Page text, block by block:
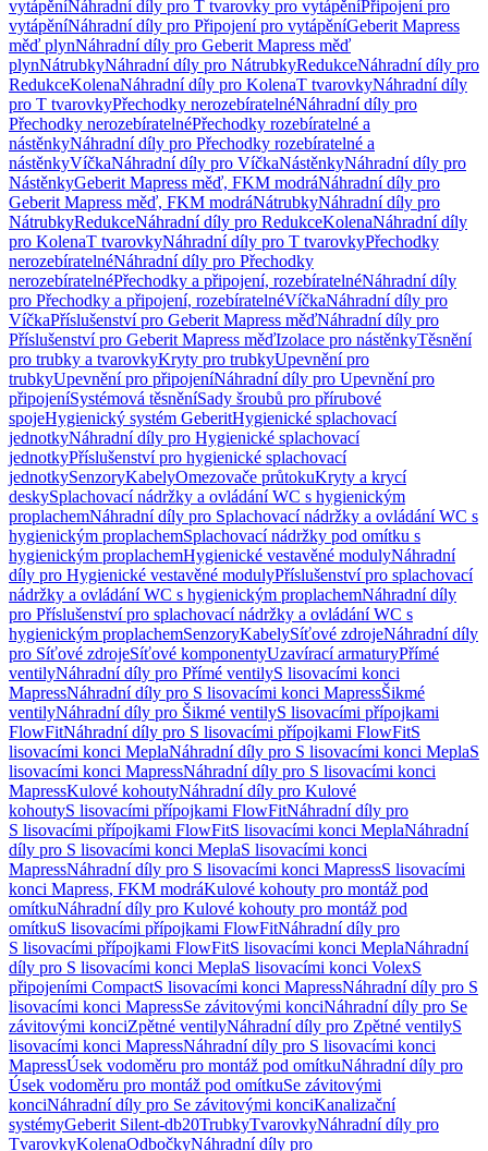
vytápěníNáhradní díly pro T tvarovky pro vytápěníPřipojení pro
vytápěníNáhradní díly pro Připojení pro vytápěníGeberit Mapress
měď plynNáhradní díly pro Geberit Mapress měď
plynNátrubkyNáhradní díly pro NátrubkyRedukceNáhradní díly pro
RedukceKolenaNáhradní díly pro KolenaT tvarovkyNáhradní díly
pro T tvarovkyPřechodky nerozebíratelnéNáhradní díly pro
Přechodky nerozebíratelnéPřechodky rozebíratelné a
nástěnkyNáhradní díly pro Přechodky rozebíratelné a
nástěnkyVíčkaNáhradní díly pro VíčkaNástěnkyNáhradní díly pro
NástěnkyGeberit Mapress měď, FKM modráNáhradní díly pro
Geberit Mapress měď, FKM modráNátrubkyNáhradní díly pro
NátrubkyRedukceNáhradní díly pro RedukceKolenaNáhradní díly
pro KolenaT tvarovkyNáhradní díly pro T tvarovkyPřechodky
nerozebíratelnéNáhradní díly pro Přechodky
nerozebíratelnéPřechodky a připojení, rozebíratelnéNáhradní díly
pro Přechodky a připojení, rozebíratelnéVíčkaNáhradní díly pro
VíčkaPříslušenství pro Geberit Mapress měďNáhradní díly pro
Příslušenství pro Geberit Mapress měďIzolace pro nástěnkyTěsnění
pro trubky a tvarovkyKryty pro trubkyUpevnění pro
trubkyUpevnění pro připojeníNáhradní díly pro Upevnění pro
připojeníSystémová těsněníSady šroubů pro přírubové
spojeHygienický systém GeberitHygienické splachovací
jednotkyNáhradní díly pro Hygienické splachovací
jednotkyPříslušenství pro hygienické splachovací
jednotkySenzoryKabelyOmezovače průtokuKryty a krycí
deskySplachovací nádržky a ovládání WC s hygienickým
proplachemNáhradní díly pro Splachovací nádržky a ovládání WC s
hygienickým proplachemSplachovací nádržky pod omítku s
hygienickým proplachemHygienické vestavěné modulyNáhradní
díly pro Hygienické vestavěné modulyPříslušenství pro splachovací
nádržky a ovládání WC s hygienickým proplachemNáhradní díly
pro Příslušenství pro splachovací nádržky a ovládání WC s
hygienickým proplachemSenzoryKabelySíťové zdrojeNáhradní díly
pro Síťové zdrojeSíťové komponentyUzavírací armaturyPřímé
ventilyNáhradní díly pro Přímé ventilyS lisovacími konci
MapressNáhradní díly pro S lisovacími konci MapressŠikmé
ventilyNáhradní díly pro Šikmé ventilyS lisovacími přípojkami
FlowFitNáhradní díly pro S lisovacími přípojkami FlowFitS
lisovacími konci MeplaNáhradní díly pro S lisovacími konci MeplaS
lisovacími konci MapressNáhradní díly pro S lisovacími konci
MapressKulové kohoutyNáhradní díly pro Kulové
kohoutyS lisovacími přípojkami FlowFitNáhradní díly pro
S lisovacími přípojkami FlowFitS lisovacími konci MeplaNáhradní
díly pro S lisovacími konci MeplaS lisovacími konci
MapressNáhradní díly pro S lisovacími konci MapressS lisovacími
konci Mapress, FKM modráKulové kohouty pro montáž pod
omítkuNáhradní díly pro Kulové kohouty pro montáž pod
omítkuS lisovacími přípojkami FlowFitNáhradní díly pro
S lisovacími přípojkami FlowFitS lisovacími konci MeplaNáhradní
díly pro S lisovacími konci MeplaS lisovacími konci VolexS
připojeními CompactS lisovacími konci MapressNáhradní díly pro S
lisovacími konci MapressSe závitovými konciNáhradní díly pro Se
závitovými konciZpětné ventilyNáhradní díly pro Zpětné ventilyS
lisovacími konci MapressNáhradní díly pro S lisovacími konci
MapressÚsek vodoměru pro montáž pod omítkuNáhradní díly pro
Úsek vodoměru pro montáž pod omítkuSe závitovými
konciNáhradní díly pro Se závitovými konciKanalizační
systémyGeberit Silent-db20TrubkyTvarovkyNáhradní díly pro
TvarovkyKolenaOdbočkyNáhradní díly pro